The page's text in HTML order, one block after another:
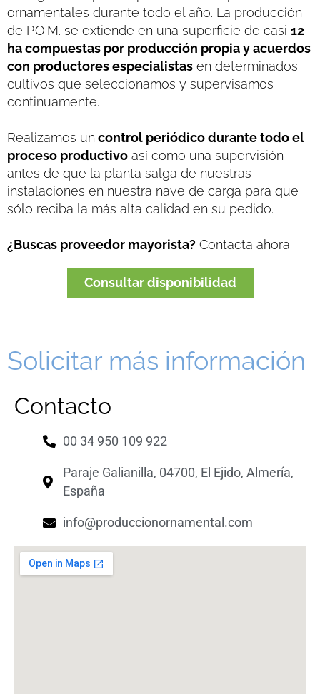
ornamentales durante todo el año. La producción
de P.O.M. se extiende en una superficie de casi 12
ha compuestas por producción propia y acuerdos
con productores especialistas en determinados
cultivos que seleccionamos y supervisamos
continuamente.
Realizamos un control periódico durante todo el
proceso productivo así como una supervisión
antes de que la planta salga de nuestras
instalaciones en nuestra nave de carga para que
sólo reciba la más alta calidad en su pedido.
¿Buscas proveedor mayorista? Contacta ahora
Consultar disponibilidad
Solicitar más información
Contacto
00 34 950 109 922
Paraje Galianilla, 04700, El Ejido, Almería,
España
info@produccionornamental.com